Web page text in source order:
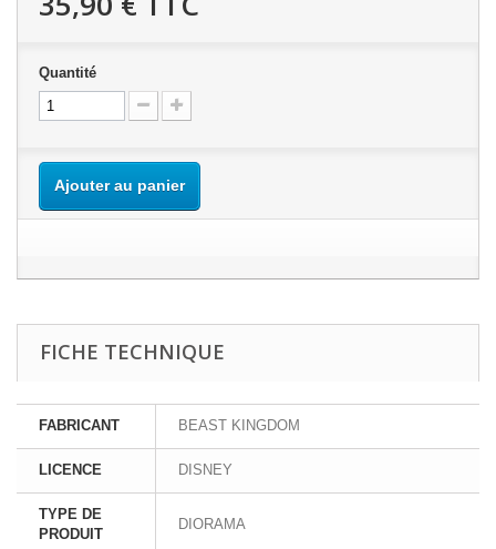
Quantité
Ajouter au panier
FICHE TECHNIQUE
FABRICANT BEAST KINGDOM
LICENCE DISNEY
TYPE DE
PRODUIT
DIORAMA